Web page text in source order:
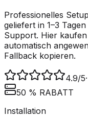
Professionelles
geliefert in 1–3
Support. Hier
automatisch
Fallback kopieren.
4.9/5·
50 % RABATT
Installation